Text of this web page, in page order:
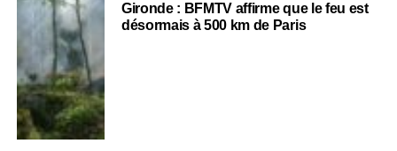
Gironde : BFMTV affirme que le feu est
désormais à 500 km de Paris